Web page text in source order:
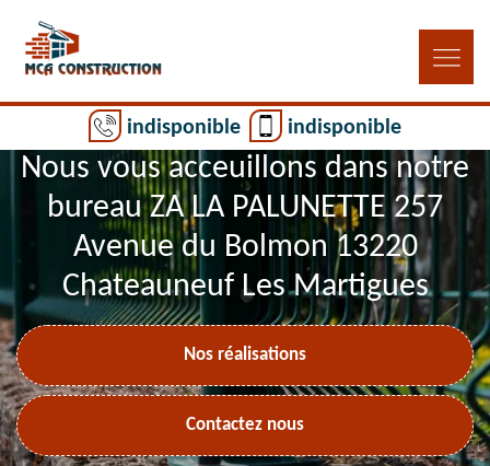
indisponible indisponible
Nous vous acceuillons dans notre
bureau ZA LA PALUNETTE 257
Avenue du Bolmon 13220
Chateauneuf Les Martigues
Nos réalisations
Contactez nous